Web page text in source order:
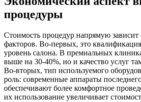
процедуры
Стоимость процедур напрямую зависит
факторов. Во-первых, это
уровень салона. В премиальных
выше на 30-40%, но и качество услуг
Во-вторых, тип используемого
роль: современные аппараты
обеспечивают более комфортное
их использование увеличивает